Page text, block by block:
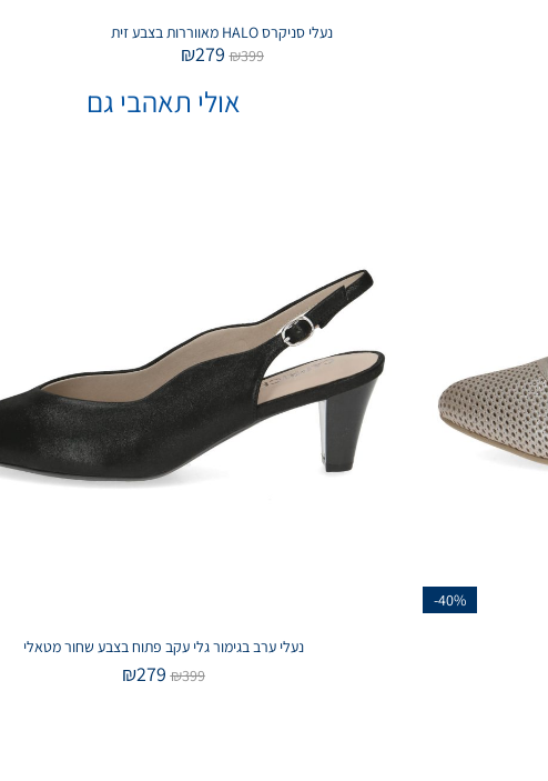
נעלי סניקרס HALO מאווררות בצבע זית
₪399
₪279
אולי תאהבי גם
-40%
נעלי ערב בגימור גלי עקב פתוח בצבע שחור מטאלי
₪399
₪279